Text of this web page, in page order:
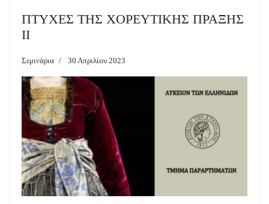
ΠΤΥΧΕΣ ΤΗΣ ΧΟΡΕΥΤΙΚΗΣ ΠΡΑΞΗΣ
ΙΙ
Σεμινάρια 30 Απριλίου 2023